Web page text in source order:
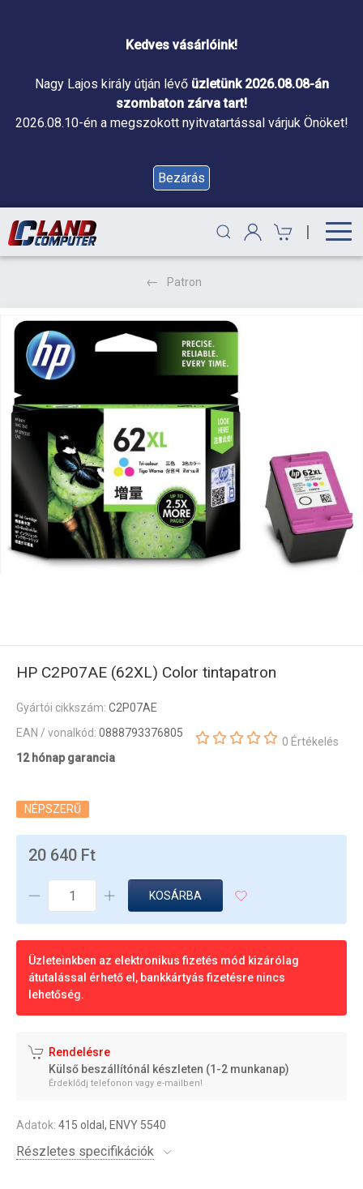
Kedves vásárlóink!
Nagy Lajos király útján lévő üzletünk 2026.08.08-án
szombaton zárva tart!
2026.08.10-én a megszokott nyitvatartással várjuk Önöket!
Bezárás
|
Patron
HP C2P07AE (62XL) Color tintapatron
Gyártói cikkszám: C2P07AE
EAN / vonalkód: 0888793376805
12 hónap garancia
0 Értékelés
NÉPSZERŰ
20 640 Ft
KOSÁRBA
Üzleteinkben az elektronikus fizetés mód kizárólag
átutalással érhető el, bankkártyás fizetésre nincs
lehetőség.
Rendelésre
Külső beszállítónál készleten (1-2 munkanap)
Érdeklődj telefonon vagy e-mailben!
Adatok: 415 oldal, ENVY 5540
Részletes specifikációk